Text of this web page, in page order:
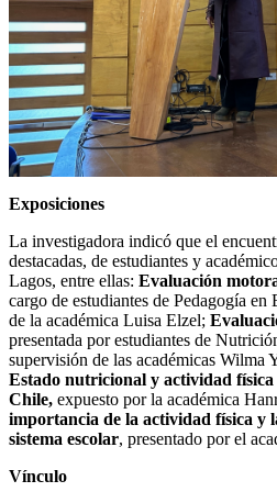
Exposiciones
La investigadora indicó que el
destacadas, de estudiantes y
Lagos, entre ellas: Evaluación
cargo de estudiantes de Pedagogía
de la académica Luisa Elzel;
presentada por estudiantes de
supervisión de las académicas Wilma
Estado nutricional y actividad física
Chile, expuesto por la académica
importancia de la actividad física y
sistema escolar, presentado por el
Vínculo